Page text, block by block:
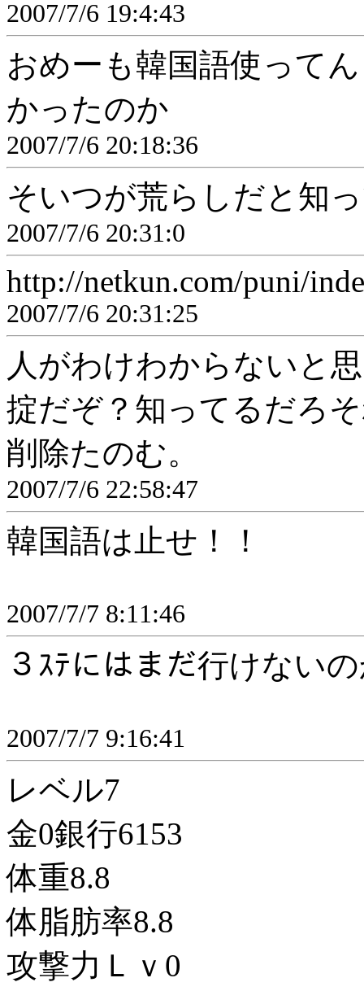
2007/7/6 19:4:43
おめーも韓国語使って
かったのか
2007/7/6 20:18:36
そいつが荒らしだと知
2007/7/6 20:31:0
http://netkun.com/puni/
2007/7/6 20:31:25
人がわけわからないと
掟だぞ？知ってるだろ
削除たのむ。
2007/7/6 22:58:47
韓国語は止せ！！
2007/7/7 8:11:46
３ｽﾃにはまだ行けない
2007/7/7 9:16:41
レベル7
金0銀行6153
体重8.8
体脂肪率8.8
攻撃力Ｌｖ0